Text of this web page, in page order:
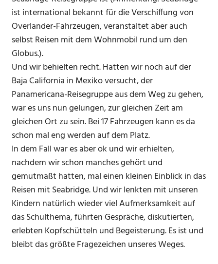
ist international bekannt für die Verschiffung von
Overlander-Fahrzeugen, veranstaltet aber auch
selbst Reisen mit dem Wohnmobil rund um den
Globus.).
Und wir behielten recht. Hatten wir noch auf der
Baja California in Mexiko versucht, der
Panamericana-Reisegruppe aus dem Weg zu gehen,
war es uns nun gelungen, zur gleichen Zeit am
gleichen Ort zu sein. Bei 17 Fahrzeugen kann es da
schon mal eng werden auf dem Platz.
In dem Fall war es aber ok und wir erhielten,
nachdem wir schon manches gehört und
gemutmaßt hatten, mal einen kleinen Einblick in das
Reisen mit Seabridge. Und wir lenkten mit unseren
Kindern natürlich wieder viel Aufmerksamkeit auf
das Schulthema, führten Gespräche, diskutierten,
erlebten Kopfschütteln und Begeisterung. Es ist und
bleibt das größte Fragezeichen unseres Weges.